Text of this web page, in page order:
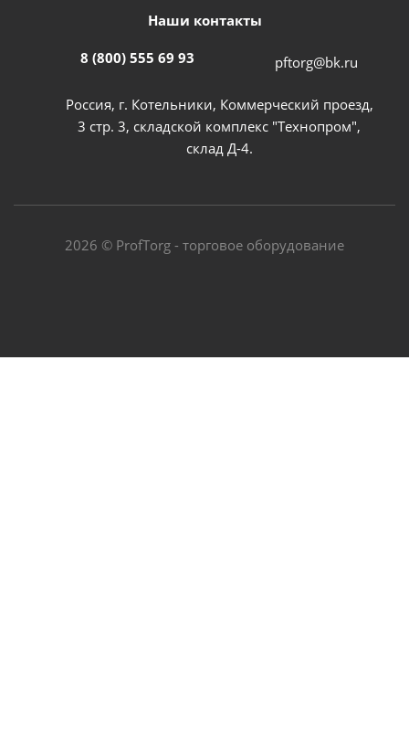
Наши контакты
8 (800) 555 69 93 pftorg@bk.ru
Россия, г. Котельники, Коммерческий проезд,
3 стр. 3, складской комплекс "Технопром",
склад Д-4.
2026 © ProfTorg - торговое оборудование